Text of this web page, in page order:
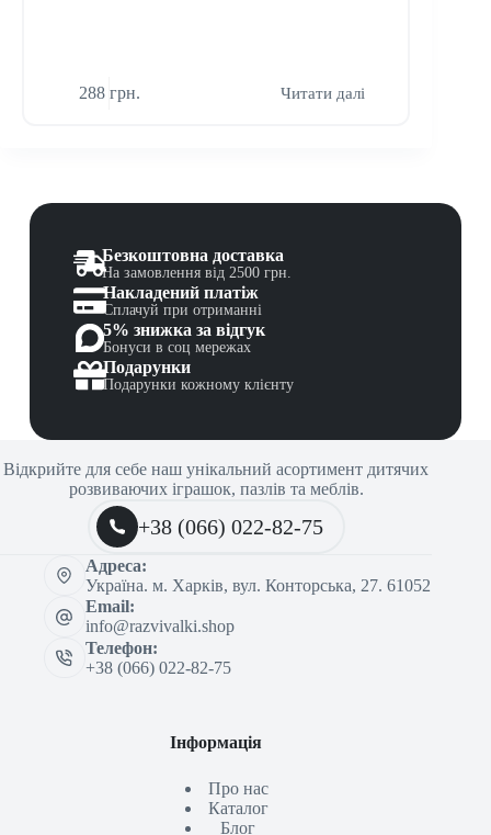
288 грн. Читати далі
Безкоштовна доставка
На замовлення від 2500 грн.
Накладений платіж
Сплачуй при отриманні
5% знижка за відгук
Бонуси в соц мережах
Подарунки
Подарунки кожному клієнту
Відкрийте для себе наш унікальний асортимент дитячих
розвиваючих іграшок, пазлів та меблів.
+38 (066) 022-82-75
Адреса:
Україна. м. Харків, вул. Конторська, 27. 61052
Email:
info@razvivalki.shop
Телефон:
+38 (066) 022-82-75
Інформація
Про нас
Каталог
Блог